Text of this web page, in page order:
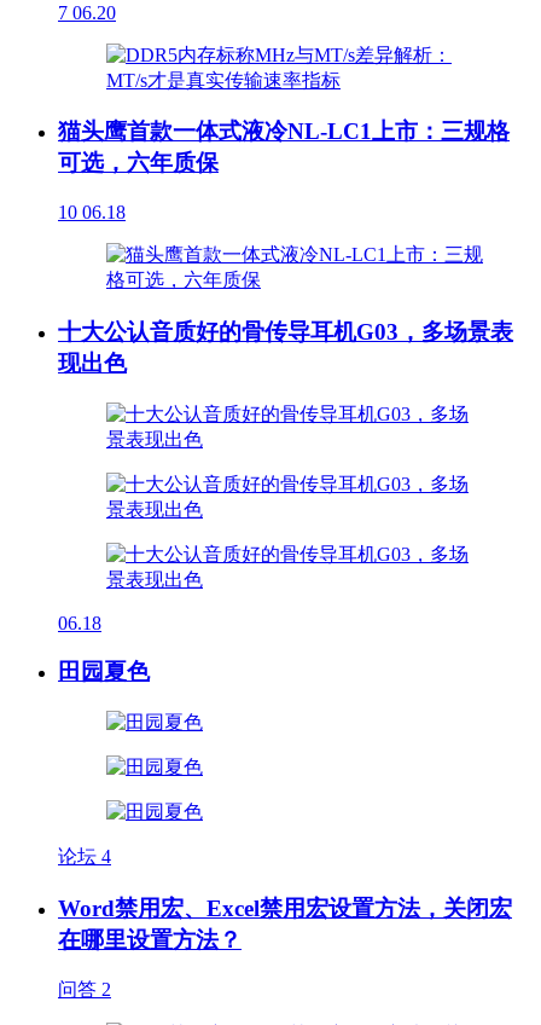
7 06.20
猫头鹰首款一体式液冷NL-LC1上市：三规格
可选，六年质保
10 06.18
十大公认音质好的骨传导耳机G03，多场景表
现出色
06.18
田园夏色
论坛 4
Word禁用宏、Excel禁用宏设置方法，关闭宏
在哪里设置方法？
问答 2